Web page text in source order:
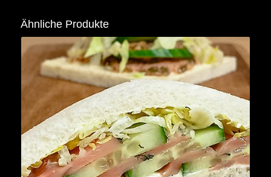
Ähnliche Produkte